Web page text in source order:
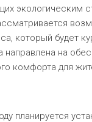
экологическим
который будет
направлена на
комфорта для
планируется